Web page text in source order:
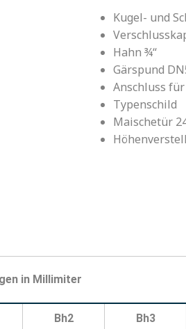
Kugel- und
Hahn ¾“
Gärspund
Anschluss
Typenschild
Maischetür
in Millimiter
Bh2 Bh3